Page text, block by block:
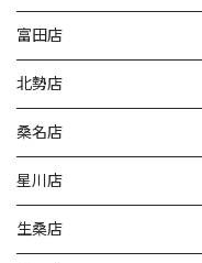
富田店
北勢店
桑名店
星川店
生桑店